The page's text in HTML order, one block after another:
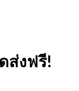
ส่งฟรี!